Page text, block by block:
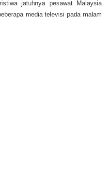
jatuhnya pesawat Malaysia
media televisi pada malam